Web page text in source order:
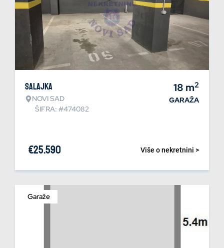
Salajka
NOVI SAD
ŠIFRA: #474082
18 m2
GARAŽA
Više o nekretnini >
€25.590
Garaže